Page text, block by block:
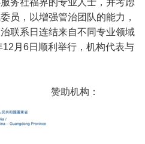
务社福界的专业人士，并考虑
员，以增强管治团队的能力，
联系日连结来自不同专业领域
月6日顺利举行，机构代表与
助机构：